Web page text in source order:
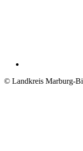
© Landkreis Marburg-